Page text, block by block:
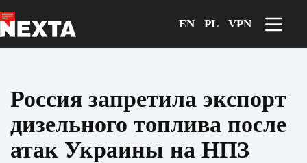
к
сути
EN PL VPN
Россия запретила экспорт
дизельного топлива после
атак Украины на НПЗ